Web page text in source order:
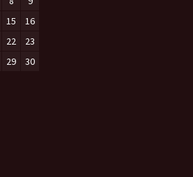
15
16
22
23
29
30